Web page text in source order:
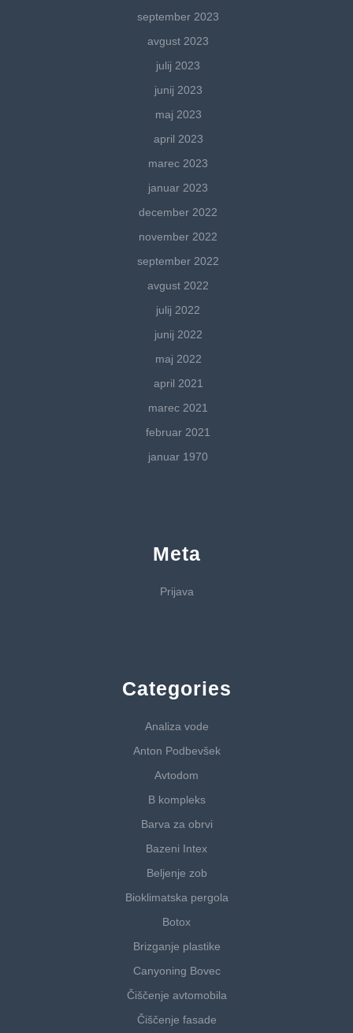
september 2023
avgust 2023
julij 2023
junij 2023
maj 2023
april 2023
marec 2023
januar 2023
december 2022
november 2022
september 2022
avgust 2022
julij 2022
junij 2022
maj 2022
april 2021
marec 2021
februar 2021
januar 1970
Meta
Prijava
Categories
Analiza vode
Anton Podbevšek
Avtodom
B kompleks
Barva za obrvi
Bazeni Intex
Beljenje zob
Bioklimatska pergola
Botox
Brizganje plastike
Canyoning Bovec
Čiščenje avtomobila
Čiščenje fasade